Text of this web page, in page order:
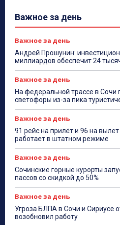
Важное за день
Важное за день
Андрей Прошунин:
миллиардов обеспечит 24
Важное за день
На федеральной трассе в Сочи
светофоры из-за пика
Важное за день
91 рейс на прилёт и 96 на
работает в штатном режиме
Важное за день
Сочинские горные курорты
пассов со скидкой до 50%
Важное за день
Угроза БЛПА в Сочи и Сириусе
возобновил работу